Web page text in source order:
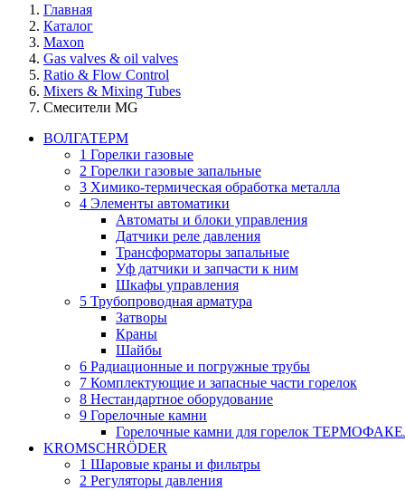
Главная
Каталог
Maxon
Gas valves & oil valves
Ratio & Flow Control
Mixers & Mixing Tubes
Смесители MG
ВОЛГАТЕРМ
1 Горелки газовые
2 Горелки газовые запальные
3 Химико-термическая обработка металла
4 Элементы автоматики
Автоматы и блоки управления
Датчики реле давления
Трансформаторы запальные
Уф датчики и запчасти к ним
Шкафы управления
5 Трубопроводная арматура
Затворы
Краны
Шайбы
6 Радиационные и погружные трубы
7 Комплектующие и запасные части горелок
8 Нестандартное оборудование
9 Горелочные камни
Горелочные камни для горелок
KROMSCHRÖDER
1 Шаровые краны и фильтры
2 Регуляторы давления